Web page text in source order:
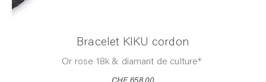
Bracelet KIKU cordon
Or rose 18k & diamant de culture*